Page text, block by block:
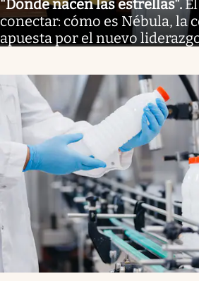
"Donde nacen las estrellas".
conectar: cómo es Nébula, la
apuesta por el nuevo